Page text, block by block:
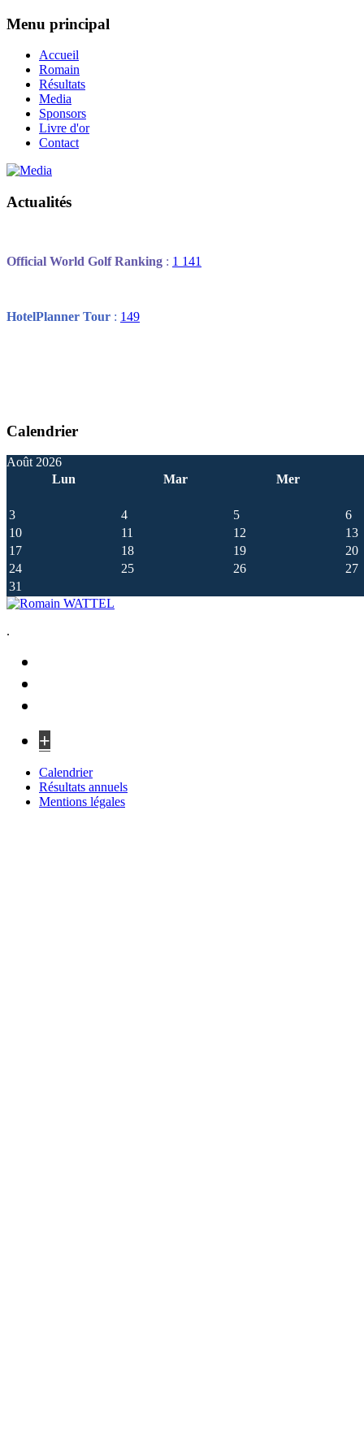
Menu principal
Accueil
Romain
Résultats
Media
Sponsors
Livre d'or
Contact
Actualités
Official World GolfRanking : 1 141
HotelPlanner Tour : 149
Calendrier
Août 2026
Lun
Mar Mer
3 4 5
6
10
11 12
13
17
18 19
20
24
25 26
27
31
.
+
Calendrier
Résultats annuels
Mentions légales